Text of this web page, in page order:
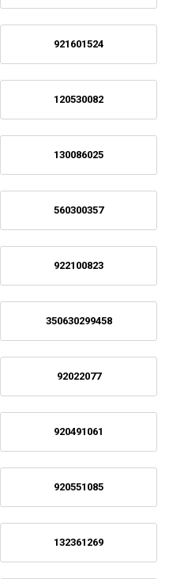
921601524
120530082
130086025
560300357
922100823
350630299458
92022077
920491061
920551085
132361269